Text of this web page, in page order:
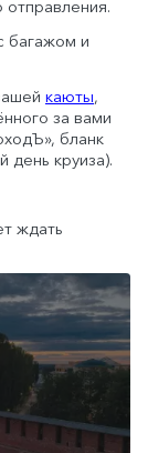
багажом и
каюты,
за вами
бланк
день круиза).
ждать